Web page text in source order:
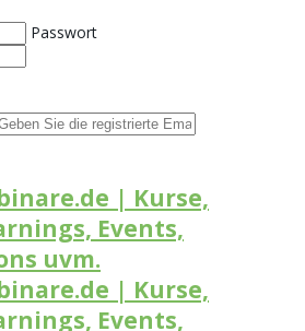
Passwort